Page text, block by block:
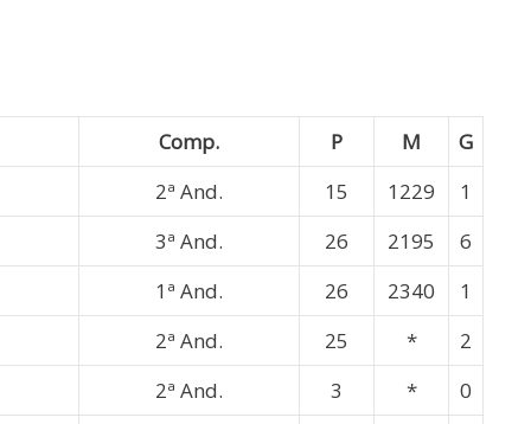
Comp. P M
G
2ª And. 15 1229
1
3ª And. 26 2195
6
1ª And. 26 2340
1
2ª And. 25 *
2
2ª And. 3 *
0